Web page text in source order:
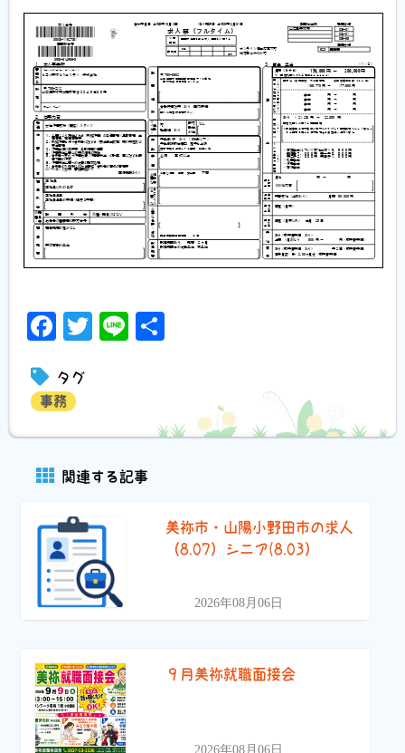
Facebook
Twitter
Line
タグ
事務
関連する記事
美祢市・山陽小野田市の求人
（8.07）シニア(8.03）
2026年08月06日
９月美祢就職面接会
2026年08月06日